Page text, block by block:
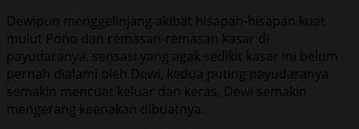
Dewipun menggelinjang akibat hisapan-hisapan kuat
mulut Pono dan remasan-remasan kasar di
payudaranya, sensasi yang agak sedikit kasar ini belum
pernah dialami oleh Dewi, kedua puting payudaranya
semakin mencuat keluar dan keras, Dewi semakin
mengerang keenakan dibuatnya.